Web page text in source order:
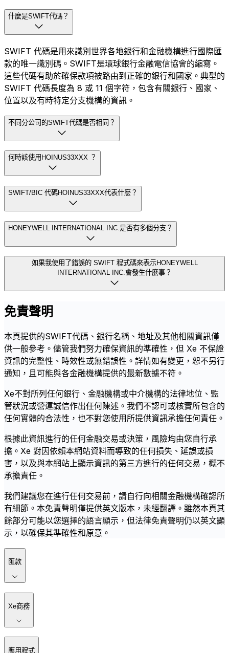
什麼是SWIFT代碼？
SWIFT 代碼是用來識別世界各地銀行和金融機構進行國際匯
款的唯一識別碼。SWIFT是環球銀行金融電信協會的縮寫。
這些代碼有助於確保款項被路由到正確的銀行和國家。典型的
SWIFT 代碼長度為 8 或 11 個字符，包含有關銀行、國家、
位置以及有時特定分支機構的資訊。
不同分公司的SWIFT代碼是否相同？
何時該使用HOINUS33XXX ？
SWIFT/BIC 代碼HOINUS33XXX代表什麼？
HONEYWELL INTERNATIONAL INC.是否有多個分支？
如果我使用了錯誤的 SWIFT 程式碼來表示HONEYWELL
INTERNATIONAL INC.會發生什麼事？
免責聲明
本頁提供的SWIFT代碼、銀行名稱、地址及其他相關資訊僅
供一般參考。儘管我們努力確保資訊的準確性，但 Xe 不保證
資訊的完整性、時效性或無錯誤性。詳情如有變更，恕不另行
通知，且可能與各金融機構提供的最新數據不符。
Xe不對所列任何銀行、金融機構或中介機構的法律地位、監
管狀況或營運誠信作出任何陳述。我們不認可或核實所包含的
任何實體的合法性，也不對您使用所提供資訊承擔任何責任。
根據此資訊進行的任何金融交易或決策，風險均由您自行承
擔。Xe 對因依賴本網站資料而導致的任何損失、延誤或損
害，以及與本網站上顯示資訊的第三方進行的任何交易，概不
承擔責任。
我們建議您在進行任何交易前，請自行向相關金融機構確認所
有細節。本免責聲明僅提供英文版本，未經翻譯。雖然本頁其
餘部分可能以您選擇的語言顯示，但法律免責聲明仍以英文顯
示，以確保其準確性和原意。
匯款
Xe商務
應用程式